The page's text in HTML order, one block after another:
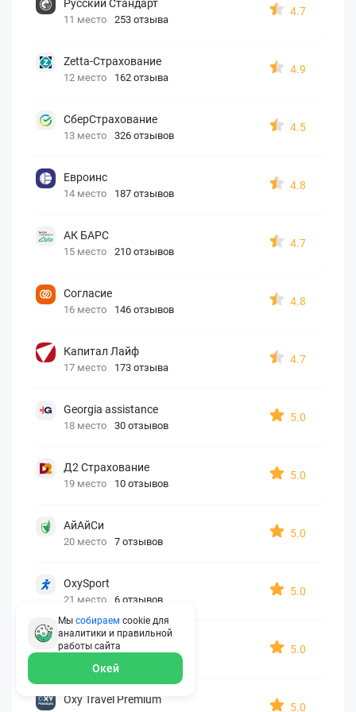
Русский Стандарт
11 место 253 отзыва
4.7
Zetta-Страхование
12 место 162 отзыва
4.9
СберСтрахование
13 место 326 отзывов
4.5
Евроинс
14 место 187 отзывов
4.8
АК БАРС
15 место 210 отзывов
4.7
Согласие
16 место 146 отзывов
4.8
Капитал Лайф
17 место 173 отзыва
4.7
Georgia assistance
18 место 30 отзывов
5.0
Д2 Страхование
19 место 10 отзывов
5.0
АйАйСи
20 место 7 отзывов
5.0
OxySport
21 место 6 отзывов
5.0
ERGO AXA
5.0
Oxy Travel Premium
5.0
Мы собираем cookie для
аналитики и правильной
работы сайта
Окей